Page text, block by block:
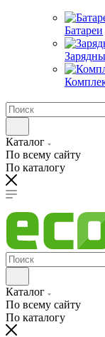
Батареи
Каталог
По всему сайту
По каталогу
Каталог
По всему сайту
По каталогу